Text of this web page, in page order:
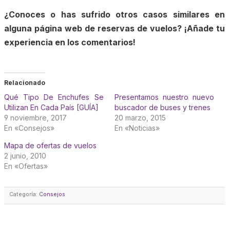
¿Conoces o has sufrido otros casos similares en
alguna página web de reservas de vuelos? ¡Añade tu
experiencia en los comentarios!
Relacionado
Qué Tipo De Enchufes Se
Utilizan En Cada País [GUÍA]
9 noviembre, 2017
En «Consejos»
Presentamos nuestro nuevo
buscador de buses y trenes
20 marzo, 2015
En «Noticias»
Mapa de ofertas de vuelos
2 junio, 2010
En «Ofertas»
Categoría: Consejos